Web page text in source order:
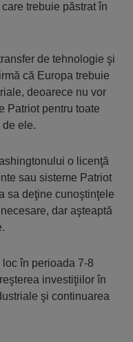
trebuie păstrat în
de tehnologie şi
că Europa trebuie
deoarece nu vor
Patriot pentru toate
ele.
o licenţă
sau sisteme Patriot
sa deţine cunoştinţele
dar aşteaptă
în perioada 7-8
investiţiilor în
şi continuarea